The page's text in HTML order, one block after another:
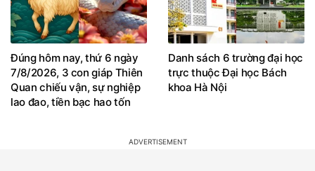
Đúng hôm nay, thứ 6 ngày
7/8/2026, 3 con giáp Thiên
Quan chiếu vận, sự nghiệp
lao đao, tiền bạc hao tốn
Danh sách 6 trường đại học
trực thuộc Đại học Bách
khoa Hà Nội